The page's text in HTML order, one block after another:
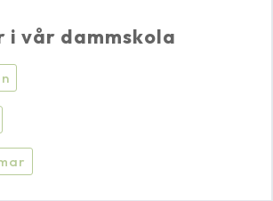
i vår dammskola